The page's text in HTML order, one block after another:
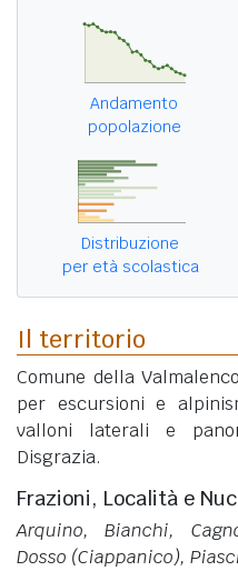
Andamento
popolazione
Distribuzione
per età scolastica
Il territorio
Comune della
per escursioni e
valloni laterali e
Disgrazia.
Frazioni, Località e
Arquino, Bianchi,
Dosso (Ciappanico),